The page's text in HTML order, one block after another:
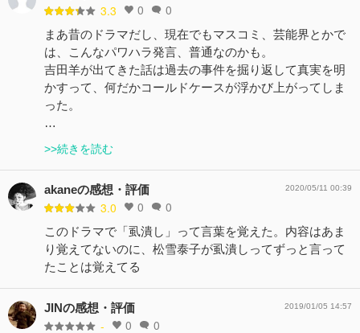
3.3 0 0
まあ昔のドラマだし、現在でもマスコミ、芸能界とかで
は、こんなパワハラ発言、普通なのかも。
吉田羊が出てきた話は過去の事件を掘り返して真実を明
かすって、何だかコールドケースが浮かび上がってしま
った。
…
>>続きを読む
akaneの感想・評価
3.0 0 0
2020/05/11 00:39
このドラマで「虱潰し」って言葉を覚えた。内容はあま
り覚えてないのに、松雪泰子が虱潰しってずっと言って
たことは覚えてる
JINの感想・評価
- 0 0
2019/01/05 14:57